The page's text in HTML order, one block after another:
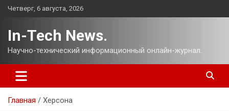
Перейти
Четверг, 6 августа, 2026
In-Tech News.
Научно-технический информационный онлайн-журнал.
Главная Херсона